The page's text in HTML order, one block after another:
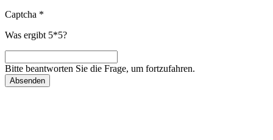
Captcha *
Was ergibt 5*5?
Bitte beantworten Sie die Frage, um fortzufahren.
Absenden